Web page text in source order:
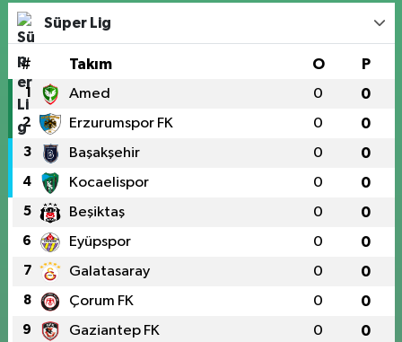
Süper Lig
# Takım O P
1 Amed 0 0
2 Erzurumspor FK 0 0
3 Başakşehir 0 0
4 Kocaelispor 0 0
5 Beşiktaş 0 0
6 Eyüpspor 0 0
7 Galatasaray 0 0
8 Çorum FK 0 0
9 Gaziantep FK 0 0